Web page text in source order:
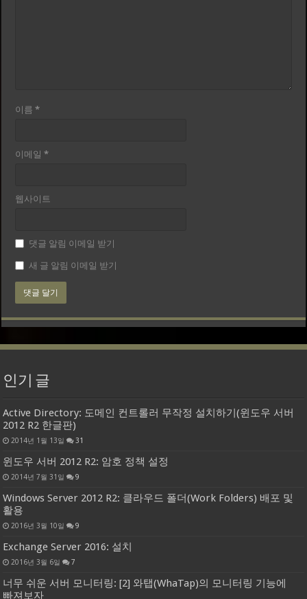
이름*
이메일*
웹사이트
댓글 알림 이메일 받기
새 글 알림 이메일 받기
인기 글
Active Directory: 도메인 컨트롤러 무작정 설치하기(윈도우 서버
2012 R2 한글판)
2014년 1월 13일 31
윈도우 서버 2012 R2: 암호 정책 설정
2014년 7월 31일 9
Windows Server 2012 R2: 클라우드 폴더(Work Folders) 배포 및
활용
2016년 3월 10일 9
Exchange Server 2016: 설치
2016년 3월 6일 7
너무 쉬운 서버 모니터링: [2] 와탭(WhaTap)의 모니터링 기능에
빠져보자